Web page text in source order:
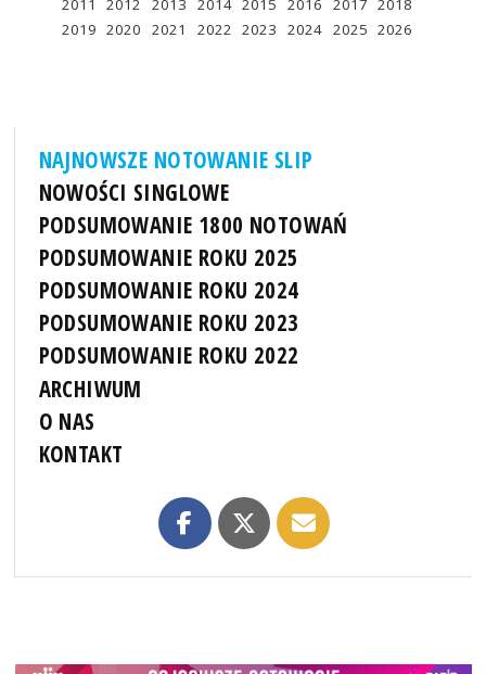
2011
2012 2013 2014 2015 2016 2017 2018
2019 2020 2021 2022 2023 2024 2025 2026
NAJNOWSZE NOTOWANIE SLIP
NOWOŚCI SINGLOWE
PODSUMOWANIE 1800 NOTOWAŃ
PODSUMOWANIE ROKU 2025
PODSUMOWANIE ROKU 2024
PODSUMOWANIE ROKU 2023
PODSUMOWANIE ROKU 2022
ARCHIWUM
O NAS
KONTAKT